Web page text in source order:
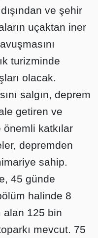
ve şehir
uçaktan iner
turizminde
olacak.
salgın, deprem
getiren ve
katkılar
depremden
sahip.
45 günde
halinde 8
alan 125 bin
mevcut. 75